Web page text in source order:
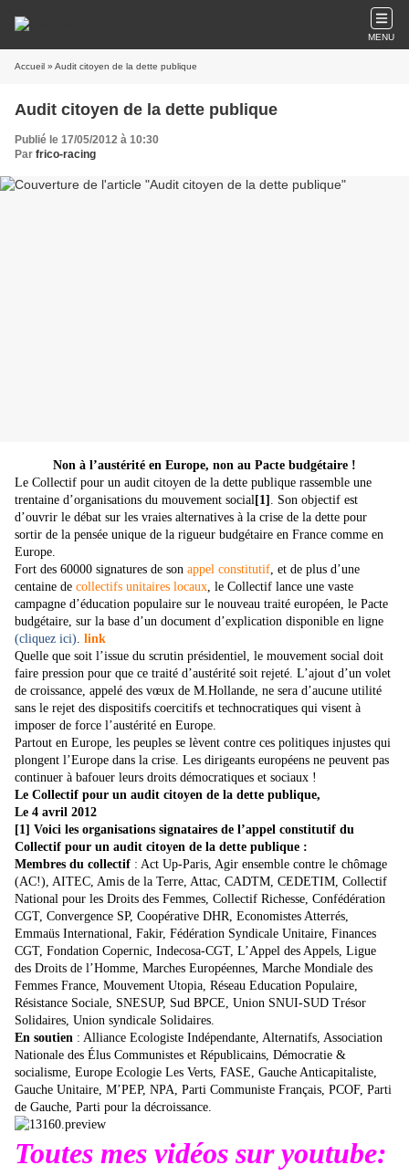
MENU
Accueil » Audit citoyen de la dette publique
Audit citoyen de la dette publique
Publié le 17/05/2012 à 10:30
Par frico-racing
Non à l’austérité en Europe, non au Pacte budgétaire !
Le Collectif pour un audit citoyen de la dette publique rassemble une
trentaine d’organisations du mouvement social[1] . Son objectif est
d’ouvrir le débat sur les vraies alternatives à la crise de la dette pour
sortir de la pensée unique de la rigueur budgétaire en France comme en
Europe.
Fort des 60000 signatures de son appel constitutif, et de plus d’une
centaine de collectifs unitaires locaux, le Collectif lance une vaste
campagne d’éducation populaire sur le nouveau traité européen, le Pacte
budgétaire, sur la base d’un document d’explication disponible en ligne
(cliquez ici). link
Quelle que soit l’issue du scrutin présidentiel, le mouvement social doit
faire pression pour que ce traité d’austérité soit rejeté. L’ajout d’un volet
de croissance, appelé des vœux de M.Hollande, ne sera d’aucune utilité
sans le rejet des dispositifs coercitifs et technocratiques qui visent à
imposer de force l’austérité en Europe.
Partout en Europe, les peuples se lèvent contre ces politiques injustes qui
plongent l’Europe dans la crise. Les dirigeants européens ne peuvent pas
continuer à bafouer leurs droits démocratiques et sociaux !
Le Collectif pour un audit citoyen de la dette publique,
Le 4 avril 2012
[1] Voici les organisations signataires de l’appel constitutif du
Collectif pour un audit citoyen de la dette publique :
Membres du collectif : Act Up-Paris, Agir ensemble contre le chômage
(AC!), AITEC, Amis de la Terre, Attac, CADTM, CEDETIM, Collectif
National pour les Droits des Femmes, Collectif Richesse, Confédération
CGT, Convergence SP, Coopérative DHR, Economistes Atterrés,
Emmaüs International, Fakir, Fédération Syndicale Unitaire, Finances
CGT, Fondation Copernic, Indecosa-CGT, L’Appel des Appels, Ligue
des Droits de l’Homme, Marches Européennes, Marche Mondiale des
Femmes France, Mouvement Utopia, Réseau Education Populaire,
Résistance Sociale, SNESUP, Sud BPCE, Union SNUI-SUD Trésor
Solidaires, Union syndicale Solidaires.
En soutien : Alliance Ecologiste Indépendante, Alternatifs, Association
Nationale des Élus Communistes et Républicains, Démocratie &
socialisme, Europe Ecologie Les Verts, FASE, Gauche Anticapitaliste,
Gauche Unitaire, M’PEP, NPA, Parti Communiste Français, PCOF, Parti
de Gauche, Parti pour la décroissance.
Toutes mes vidéos sur youtube: